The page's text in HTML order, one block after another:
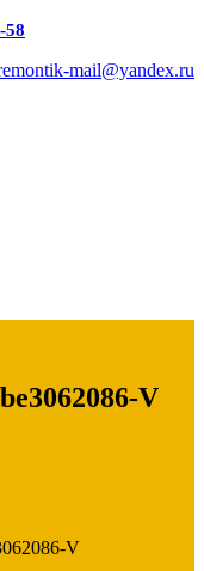
58
mail@yandex.ru
V
V